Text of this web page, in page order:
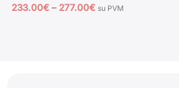
233.00€ – 277.00€ su PVM